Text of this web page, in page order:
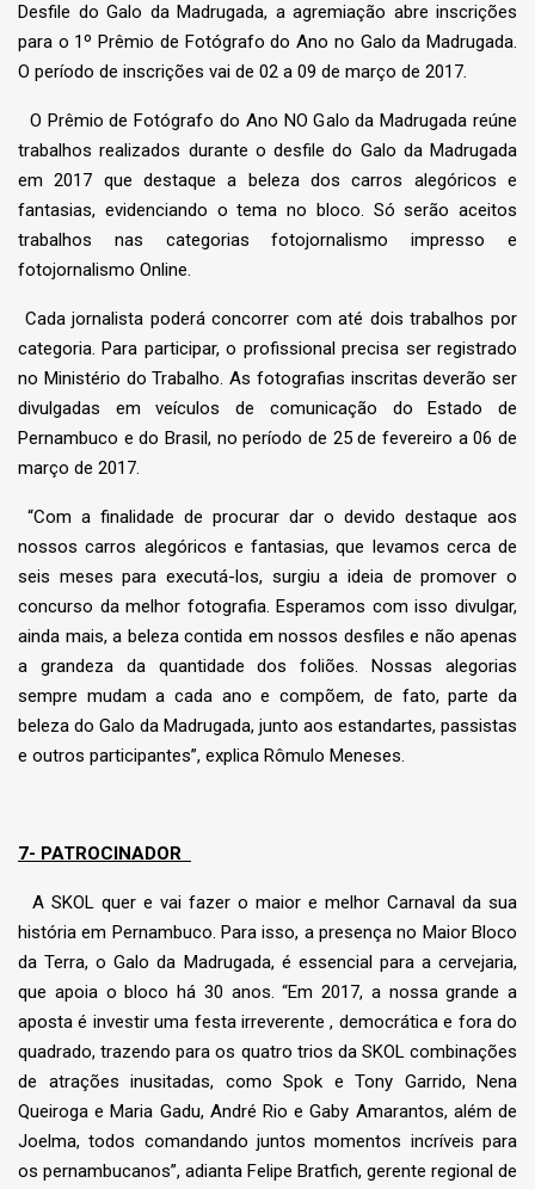
Desfile do Galo da Madrugada, a agremiação abre inscrições
para o 1º Prêmio de Fotógrafo do Ano no Galo da Madrugada.
O período de inscrições vai de 02 a 09 de março de 2017.
O Prêmio de Fotógrafo do Ano NO Galo da Madrugada reúne
trabalhos realizados durante o desfile do Galo da Madrugada
em 2017 que destaque a beleza dos carros alegóricos e
fantasias, evidenciando o tema no bloco. Só serão aceitos
trabalhos nas categorias fotojornalismo impresso e
fotojornalismo Online.
Cada jornalista poderá concorrer com até dois trabalhos por
categoria. Para participar, o profissional precisa ser registrado
no Ministério do Trabalho. As fotografias inscritas deverão ser
divulgadas em veículos de comunicação do Estado de
Pernambuco e do Brasil, no período de 25 de fevereiro a 06 de
março de 2017.
“Com a finalidade de procurar dar o devido destaque aos
nossos carros alegóricos e fantasias, que levamos cerca de
seis meses para executá-los, surgiu a ideia de promover o
concurso da melhor fotografia. Esperamos com isso divulgar,
ainda mais, a beleza contida em nossos desfiles e não apenas
a grandeza da quantidade dos foliões. Nossas alegorias
sempre mudam a cada ano e compõem, de fato, parte da
beleza do Galo da Madrugada, junto aos estandartes, passistas
e outros participantes”, explica Rômulo Meneses.
7- PATROCINADOR
A SKOL quer e vai fazer o maior e melhor Carnaval da sua
história em Pernambuco. Para isso, a presença no Maior Bloco
da Terra, o Galo da Madrugada, é essencial para a cervejaria,
que apoia o bloco há 30 anos. “Em 2017, a nossa grande a
aposta é investir uma festa irreverente , democrática e fora do
quadrado, trazendo para os quatro trios da SKOL combinações
de atrações inusitadas, como Spok e Tony Garrido, Nena
Queiroga e Maria Gadu, André Rio e Gaby Amarantos, além de
Joelma, todos comandando juntos momentos incríveis para
os pernambucanos”, adianta Felipe Bratfich, gerente regional de